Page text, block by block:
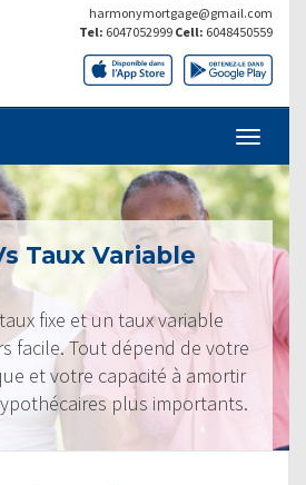
harmonymortgage@gmail.com
Tel: 6047052999 Cell: 6048450559
Taux Variable
fixe et un taux variable
facile. Tout dépend de votre
et votre capacité à amortir
plus importants.